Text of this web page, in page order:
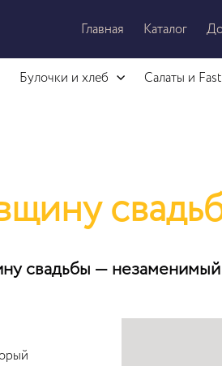
Главная Каталог
Булочки и хлеб Салаты и
свадьбы —